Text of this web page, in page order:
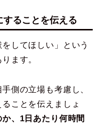
ることを伝える
してほしい」という
ます。
側の立場も考慮し、
ことを伝えましょ
、1日あたり何時間